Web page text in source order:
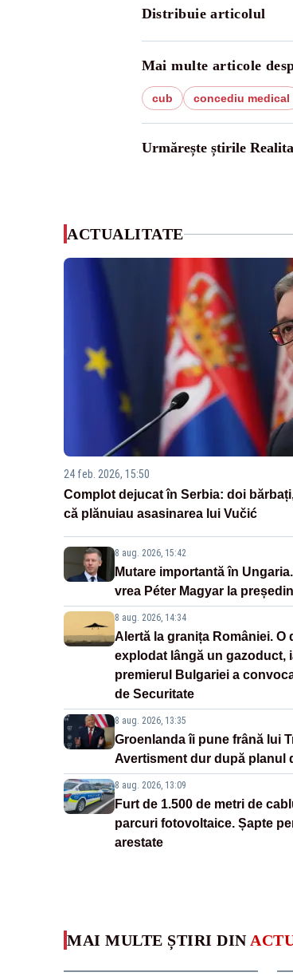
Distribuie articolul
Mai multe articole
cub concediu medical
Urmărește știrile
ACTUALITATE
24 feb. 2026, 15:50
Complot dejucat în Serbia: doi
că plănuiau asasinarea lui Vučić
8 aug. 2026, 15:42
Mutare importantă în
vrea Péter Magyar la
8 aug. 2026, 14:34
Alertă la granița României. O
explodat lângă un gazoduct,
premierul Bulgariei a
de Securitate
8 aug. 2026, 13:35
Groenlanda îi pune frână lui
Avertisment dur după planul
8 aug. 2026, 13:09
Furt de 1.500 de metri de
parcuri fotovoltaice. Șapte
arestate
MAI MULTE ȘTIRI DIN